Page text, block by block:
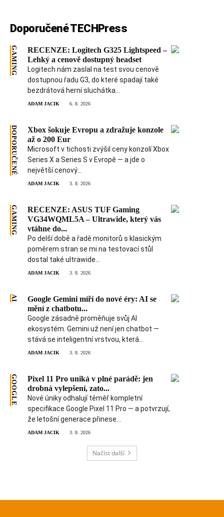
Doporučené TECHPress
GAMING
RECENZE: Logitech G325 Lightspeed –
Lehký a cenově dostupný headset
Logitech nám zaslal na test svou cenově
dostupnou řadu G3, do které spadají také
bezdrátová herní sluchátka...
ADAM JACIK 6. 8. 2026
DOPORUČENÉ
Xbox šokuje Evropu a zdražuje konzole
až o 200 Eur
Microsoft v tichosti zvýšil ceny konzolí Xbox
Series X a Series S v Evropě — a jde o
největší cenový...
ADAM JACIK 3. 8. 2026
GAMING
RECENZE: ASUS TUF Gaming
VG34WQML5A – Ultrawide, který vás
vtáhne do...
Po delší době a řadě monitorů s klasickým
poměrem stran se mi na testovací stůl
dostal také ultrawide...
ADAM JACIK 3. 8. 2026
AI
Google Gemini míří do nové éry: AI se
mění z chatbotu...
Google zásadně proměňuje svůj AI
ekosystém. Gemini už není jen chatbot —
stává se inteligentní vrstvou, která...
ADAM JACIK 3. 8. 2026
GOOGLE
Pixel 11 Pro uniká v plné parádě: jen
drobná vylepšení, zato...
Nové úniky odhalují téměř kompletní
specifikace Google Pixel 11 Pro — a potvrzují,
že letošní generace přinese...
ADAM JACIK 3. 8. 2026
Načíst další